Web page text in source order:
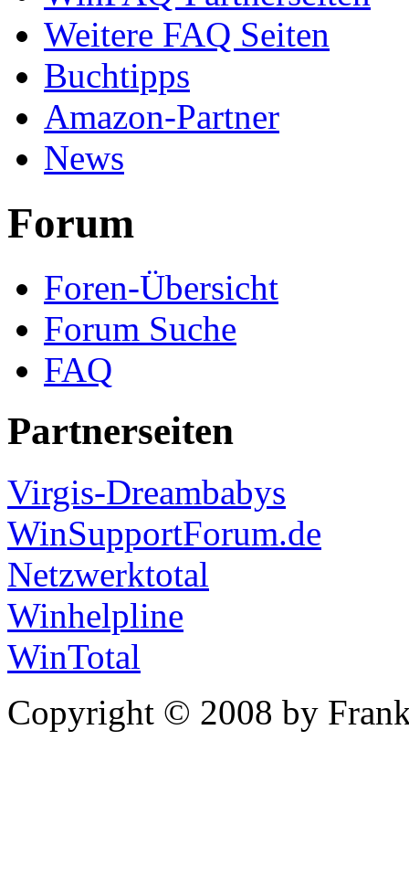
Weitere FAQ Seiten
Buchtipps
Amazon-Partner
News
Forum
Foren-Übersicht
Forum Suche
FAQ
Partnerseiten
Virgis-Dreambabys
WinSupportForum.de
Netzwerktotal
Winhelpline
WinTotal
Copyright © 2008 by